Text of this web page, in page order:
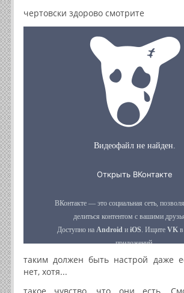
чертовски здорово смотрите
таким должен быть настрой даже
нет, хотя...